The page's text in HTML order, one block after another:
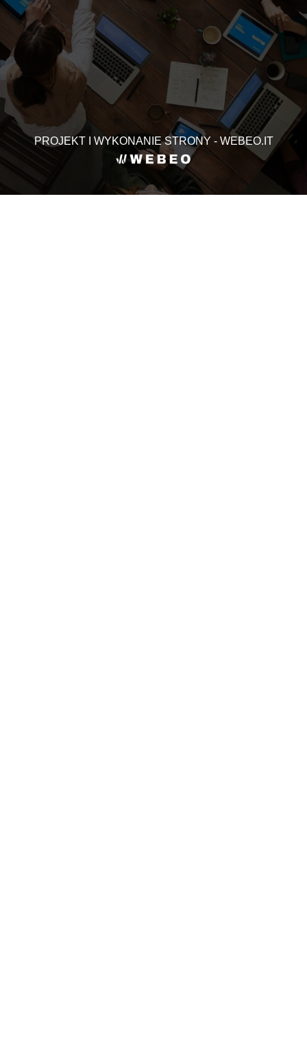
PROJEKT I WYKONANIE STRONY - WEBEO.IT